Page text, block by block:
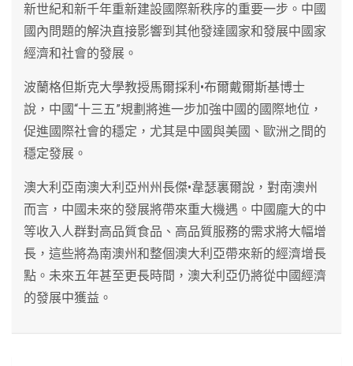
新世紀和新千年重新建設國際新秩序的重要一步。中國
國內問題的解決直接影響到其他發達國家和發展中國家
經濟和社會的發展。
波蘭格但斯克大學教授馬爾採利•布爾戴爾斯基博士
說，中國“十三五”規劃將進一步加強中國的國際地位，
促進國際社會的穩定，尤其是中國與美國、歐洲之間的
穩定發展。
澳大利亞南澳大利亞州州長傑•韋瑟裏爾說，對南澳州
而言，中國未來的發展將帶來重大機遇。中國龐大的中
等收入人群對高品質食品、高品質服務的需求將大幅增
長，這些將為南澳州和整個澳大利亞帶來新的經濟增長
點。未來五年甚至更長時間，澳大利亞仍將從中國經濟
的發展中獲益。